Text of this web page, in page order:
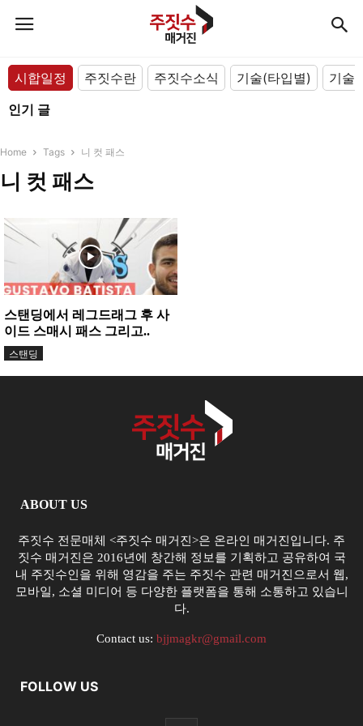
시합일정 주짓수란 주짓수소식 기술(타입별)
기술
인기 글
Home Tags 니 컷 패스
니 컷 패스
스탠딩에서 레그드래그 후 사
이드 스매시 패스 그리고..
스탠딩
ABOUT US
주짓수 전문매체 <주짓수 매거진>은 온라인 매거진입니다. 주
짓수 매거진은 2016년에 창간해 정보를 기획하고 공유하여 국
내 주짓수인을 위해 영감을 주는 주짓수 관련 매거진으로서 웹,
모바일, 소셜 미디어 등 다양한 플랫폼을 통해 소통하고 있습니
다.
Contact us: bjjmagkr@gmail.com
FOLLOW US